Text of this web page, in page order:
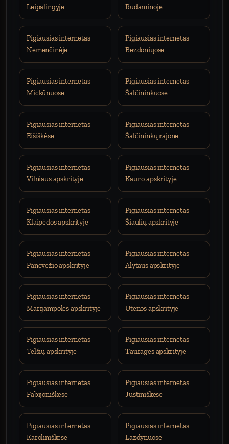
Leipalingyje
Rudaminoje
Pigiausias internetas
Nemenčinėje
Pigiausias internetas
Bezdoniųose
Pigiausias internetas
Mickūnuose
Pigiausias internetas
Šalčininkuose
Pigiausias internetas
Eišiškėse
Pigiausias internetas
Šalčininkų rajone
Pigiausias internetas
Vilniaus apskrityje
Pigiausias internetas
Kauno apskrityje
Pigiausias internetas
Klaipėdos apskrityje
Pigiausias internetas
Šiaulių apskrityje
Pigiausias internetas
Panevėžio apskrityje
Pigiausias internetas
Alytaus apskrityje
Pigiausias internetas
Marijampolės apskrityje
Pigiausias internetas
Utenos apskrityje
Pigiausias internetas
Telšių apskrityje
Pigiausias internetas
Tauragės apskrityje
Pigiausias internetas
Fabijoniškėse
Pigiausias internetas
Justiniškėse
Pigiausias internetas
Karoliniškėse
Pigiausias internetas
Lazdynuose